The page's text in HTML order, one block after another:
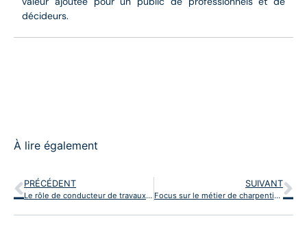
décideurs.
À lire également
PRÉCÉDENT
Le rôle de conducteur de travaux : piloter les chantiers du BTP
SUIVANT
Focus sur le métier de charpentier : construire les structures en bois